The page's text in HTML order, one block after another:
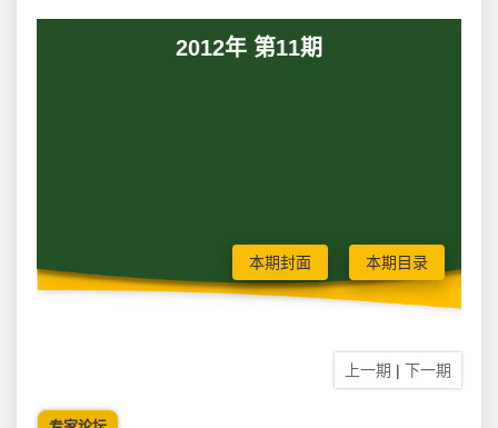
2012年 第11期
本期封面 本期目录
上一期 | 下一期